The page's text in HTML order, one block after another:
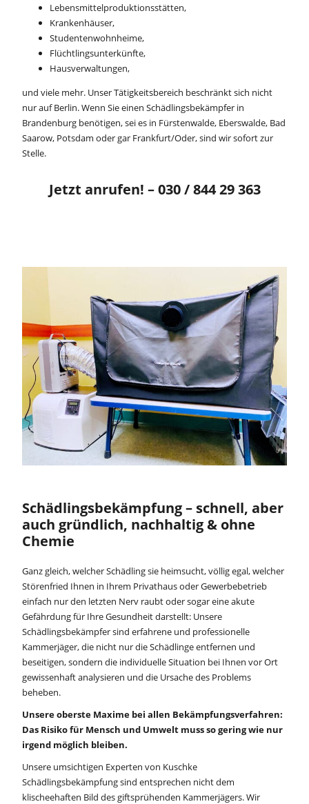
Lebensmittelproduktionsstätten,
Krankenhäuser,
Studentenwohnheime,
Flüchtlingsunterkünfte,
Hausverwaltungen,
und viele mehr. Unser Tätigkeitsbereich beschränkt sich nicht
nur auf Berlin. Wenn Sie einen Schädlingsbekämpfer in
Brandenburg benötigen, sei es in Fürstenwalde, Eberswalde, Bad
Saarow, Potsdam oder gar Frankfurt/Oder, sind wir sofort zur
Stelle.
Jetzt anrufen! – 030 / 844 29 363
Schädlingsbekämpfung – schnell, aber
auch gründlich, nachhaltig & ohne
Chemie
Ganz gleich, welcher Schädling sie heimsucht, völlig egal, welcher
Störenfried Ihnen in Ihrem Privathaus oder Gewerbebetrieb
einfach nur den letzten Nerv raubt oder sogar eine akute
Gefährdung für Ihre Gesundheit darstellt: Unsere
Schädlingsbekämpfer sind erfahrene und professionelle
Kammerjäger, die nicht nur die Schädlinge entfernen und
beseitigen, sondern die individuelle Situation bei Ihnen vor Ort
gewissenhaft analysieren und die Ursache des Problems
beheben.
Unsere oberste Maxime bei allen Bekämpfungsverfahren:
Das Risiko für Mensch und Umwelt muss so gering wie nur
irgend möglich bleiben.
Unsere umsichtigen Experten von Kuschke
Schädlingsbekämpfung sind entsprechen nicht dem
klischeehaften Bild des giftsprühenden Kammerjägers. Wir